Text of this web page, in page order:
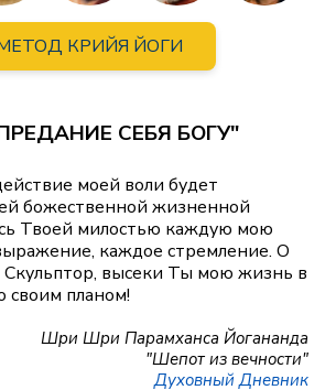
КРИЙЯ ЙОГИ
СЕБЯ БОГУ"
моей воли будет
божественной жизненной
Твоей милостью каждую мою
каждое стремление. О
высеки Ты мою жизнь в
своим планом!
Шри Шри Парамханса Йогананда
"Шепот из вечности"
Духовный Дневник